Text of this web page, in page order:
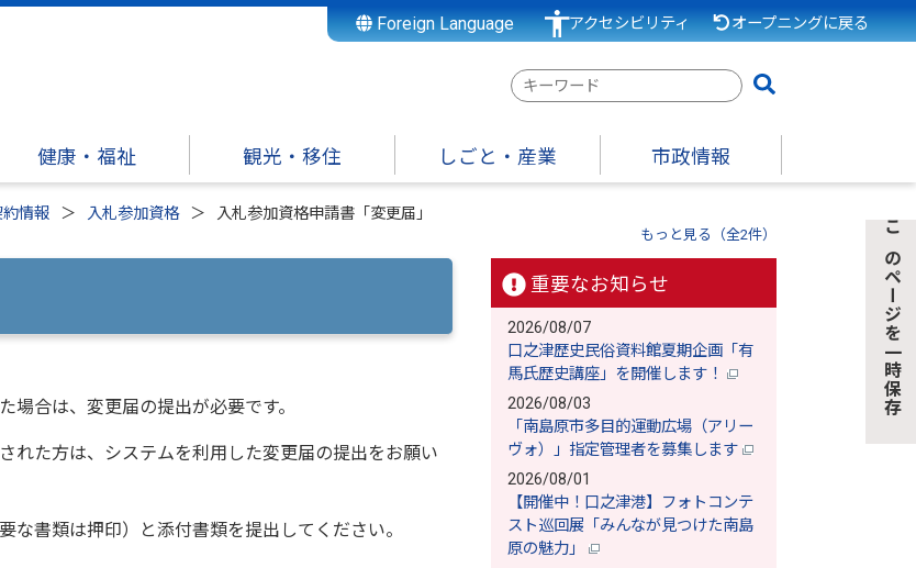
Foreign Language アクセシビリティ オープニングに戻る
検
ー
ワ
健康・福祉 観光・移住 しごと・産業 市政情報
情報 入札参加資格 入札参加資格申請書「変更届」
もっと見る（全2件）
場合は、変更届の提出が必要です。
れた方は、システムを利用した変更届の提出をお願い
書類は押印）と添付書類を提出してください。
重要なお知らせ
2026/08/07
口之津歴史民俗資料館夏期企画「有
馬氏歴史講座」を開催します！
2026/08/03
「南島原市多目的運動広場（アリー
ヴォ）」指定管理者を募集します
2026/08/01
【開催中！口之津港】フォトコンテ
スト巡回展「みんなが見つけた南島
原の魅力」
このページを一時保存